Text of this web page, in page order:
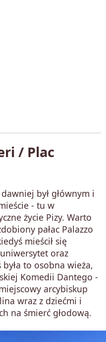
/ Plac
był głównym i
- tu w
życie Pizy. Warto
pałac Palazzo
mieścił się
oraz
to osobna wieża,
Komedii Dantego -
arcybiskup
wraz z dziećmi i
na śmierć głodową.